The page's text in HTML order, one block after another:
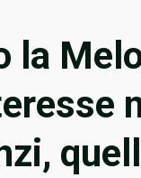
la